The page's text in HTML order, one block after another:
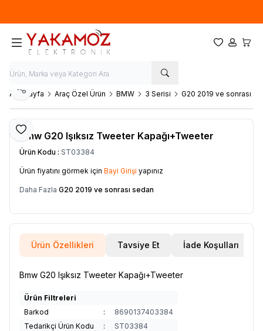
Favorilerim
Hesabım
Ana Sayfa Araç Özel Ürün BMW 3 Serisi G20 2019 ve sonrası
Favoriye Ekle
Paylaş
Bmw G20 Işıksız Tweeter Kapağı+Tweeter
Ürün Kodu : ST03384
Ürün fiyatını görmek için Bayi Girişi yapınız
Daha Fazla G20 2019 ve sonrası sedan
Ürün Özellikleri Tavsiye Et İade Koşulları
Bmw G20 Işıksız Tweeter Kapağı+Tweeter
Ürün Filtreleri
Barkod
:
8690137403384
Tedarikçi Ürün Kodu
: ST03384